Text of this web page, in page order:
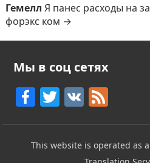
Гемелл Я панес расходы на
форэкс ком →
Мы в соц сетях
F
c
e
T
itt
er
V F
d
This website is operated as